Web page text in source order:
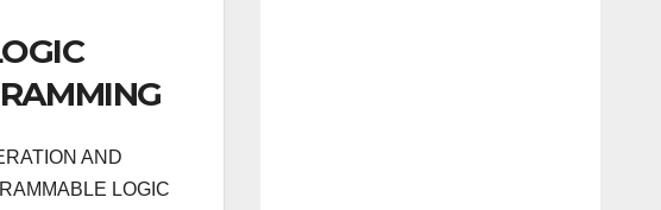
AND
LOGIC